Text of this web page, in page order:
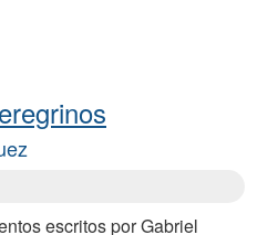
escritos por Gabriel